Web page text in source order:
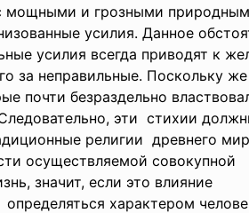
мощными и грозными
усилия. Данное
усилия всегда приводят к
за неправильные. Поскольку же
почти безраздельно
эти стихии
религии древнего
осуществляемой совокупной
значит, если это влияние
характером